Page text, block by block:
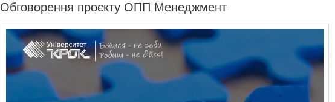
Обговорення проєкту ОПП Менеджмент